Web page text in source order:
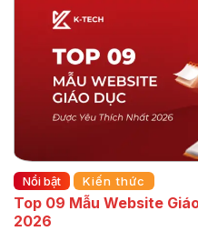
Nổi bật Kiến thức
Top 09 Mẫu Website
2026